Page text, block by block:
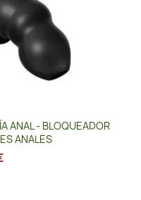
ANAL - BLOQUEADOR
ANALES